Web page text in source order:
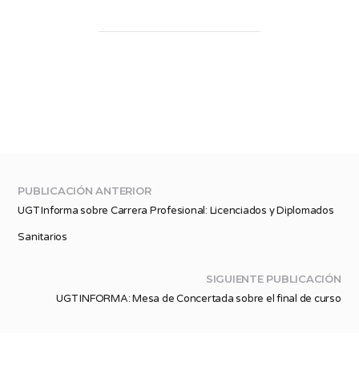
PUBLICACIÓN ANTERIOR
UGT Informa sobre Carrera Profesional: Licenciados y Diplomados
Sanitarios
SIGUIENTE PUBLICACIÓN
UGT INFORMA: Mesa de Concertada sobre el final de curso